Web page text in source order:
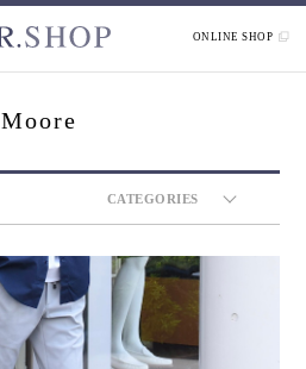
ONLINE SHOP
Moore
CATEGORIES